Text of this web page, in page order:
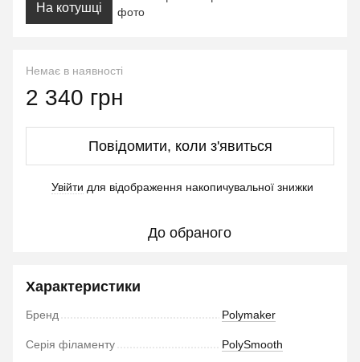
На котушці
Немає в наявності
2 340 грн
Повідомити, коли з'явиться
Увійти для відображення накопичувальної знижки
До обраного
Характеристики
Бренд Polymaker
Серія філаменту PolySmooth